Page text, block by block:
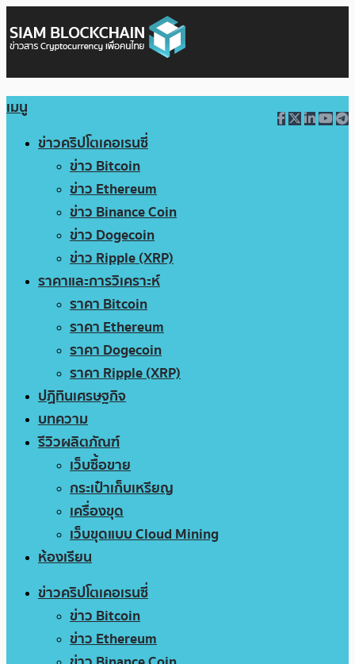
เมนู
ข่าวคริปโตเคอเรนซี่
ข่าว Bitcoin
ข่าว Ethereum
ข่าว Binance Coin
ข่าว Dogecoin
ข่าว Ripple (XRP)
ราคาและการวิเคราะห์
ราคา Bitcoin
ราคา Ethereum
ราคา Dogecoin
ราคา Ripple (XRP)
ปฏิทินเศรษฐกิจ
บทความ
รีวิวผลิตภัณฑ์
เว็บซื้อขาย
กระเป๋าเก็บเหรียญ
เครื่องขุด
เว็บขุดแบบ Cloud Mining
ห้องเรียน
ข่าวคริปโตเคอเรนซี่
ข่าว Bitcoin
ข่าว Ethereum